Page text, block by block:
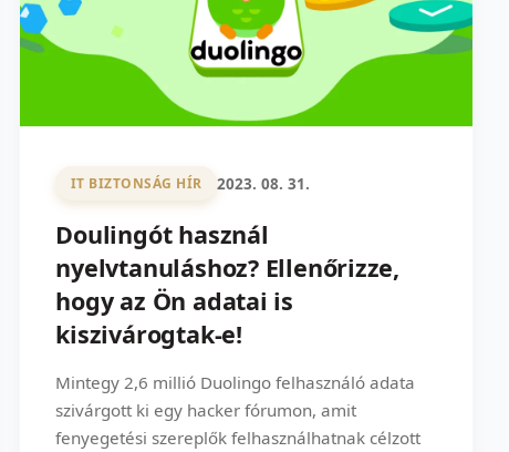
IT BIZTONSÁG HÍR 2023. 08. 31.
Doulingót használ
nyelvtanuláshoz? Ellenőrizze,
hogy az Ön adatai is
kiszivárogtak-e!
Mintegy 2,6 millió Duolingo felhasználó adata
szivárgott ki egy hacker fórumon, amit
fenyegetési szereplők felhasználhatnak célzott